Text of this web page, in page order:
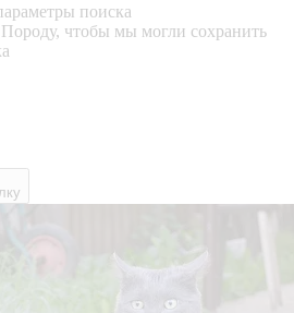
поиска
чтобы мы могли сохранить